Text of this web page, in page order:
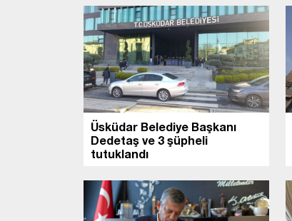
Üsküdar Belediye Başkanı
Dedetaş ve 3 şüpheli
tutuklandı